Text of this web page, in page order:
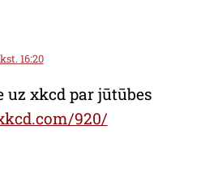
16:20
uz xkcd par jūtūbes
920/